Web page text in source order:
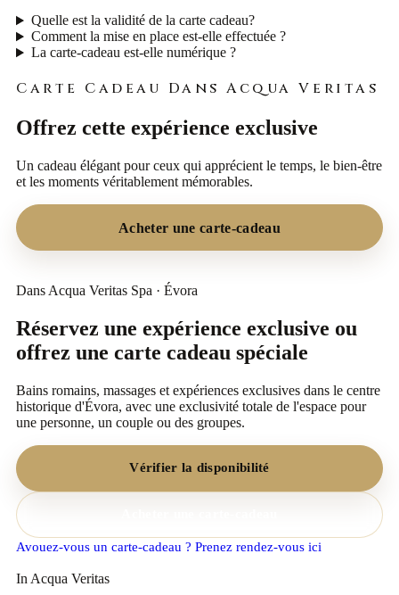
Quelle est la validité de la carte cadeau?
Comment la mise en place est-elle effectuée ?
La carte-cadeau est-elle numérique ?
Carte Cadeau Dans Acqua Veritas
Offrez cette expérience exclusive
Un cadeau élégant pour ceux qui apprécient le temps, le bien-être
et les moments véritablement mémorables.
Acheter une carte-cadeau
Dans Acqua Veritas Spa · Évora
Réservez une expérience exclusive ou
offrez une carte cadeau spéciale
Bains romains, massages et expériences exclusives dans le centre
historique d'Évora, avec une exclusivité totale de l'espace pour
une personne, un couple ou des groupes.
Vérifier la disponibilité
Avouez-vous un carte-cadeau ? Prenez rendez-vous ici
In Acqua Veritas